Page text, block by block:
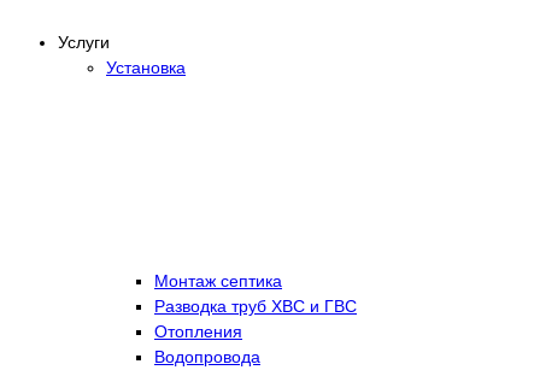
Услуги
Установка
Монтаж септика
Разводка труб ХВС и ГВС
Отопления
Водопровода